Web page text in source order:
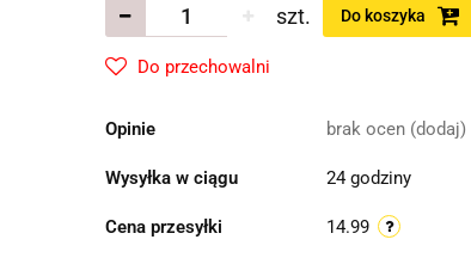
szt. Do koszyka
Do przechowalni
Opinie brak ocen (dodaj)
Wysyłka w ciągu 24 godziny
Cena przesyłki 14.99